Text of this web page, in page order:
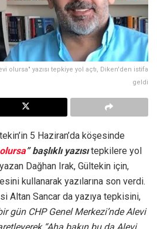
olursa" yazısı tepkiye yol açtı, Diken'den istifa
geldi
5 Haziran’da köşesinde
” başlıklı yazısıtepkilere yol
Dağhan Irak, Gültekin için,
kullanarak yazılarına son verdi.
Altan Sancar da yazıya tepkisini,
gün CHP Genel Merkezi’nde Alevi